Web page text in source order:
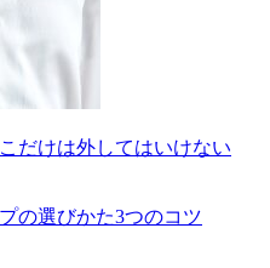
だけは外してはいけない
の選びかた3つのコツ